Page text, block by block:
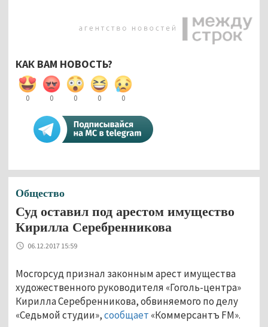
КАК ВАМ НОВОСТЬ?
0 0 0 0 0
Общество
Суд оставил под арестом имущество
Кирилла Серебренникова
06.12.2017 15:59
Мосгорсуд признал законным арест имущества
художественного руководителя «Гоголь-центра»
Кирилла Серебренникова, обвиняемого по делу
«Седьмой студии»,сообщает «Коммерсантъ FM».